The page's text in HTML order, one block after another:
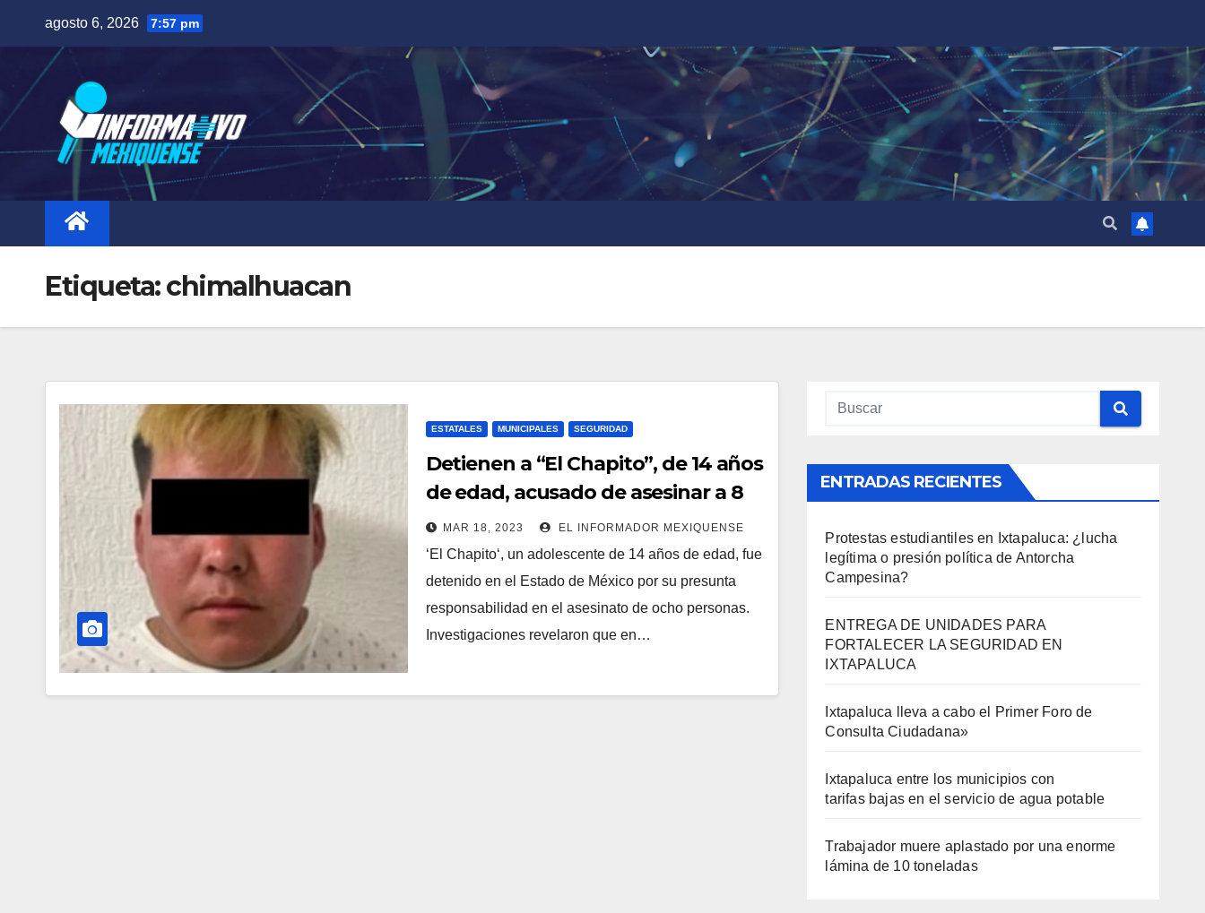
contenido
agosto 6, 2026 7:57 pm
Etiqueta:chimalhuacan
ESTATALES MUNICIPALES SEGURIDAD
Detienen a “El Chapito”, de 14 años
de edad, acusado de asesinar a 8
personas en Chimalhuacán
MAR 18, 2023 EL INFORMADOR MEXIQUENSE
‘El Chapito‘, un adolescente de 14 años de edad, fue
detenido en el Estado de México por su presunta
responsabilidad en el asesinato de ocho personas.
Investigaciones revelaron que en…
ENTRADAS RECIENTES
Protestas estudiantiles en Ixtapaluca: ¿lucha
legítima o presión política de Antorcha
Campesina?
ENTREGA DE UNIDADES PARA
FORTALECER LA SEGURIDAD EN
IXTAPALUCA
Ixtapaluca lleva a cabo el Primer Foro de
Consulta Ciudadana»
Ixtapaluca entre los municipios con
tarifas bajas en el servicio de agua potable
Trabajador muere aplastado por una enorme
lámina de 10 toneladas